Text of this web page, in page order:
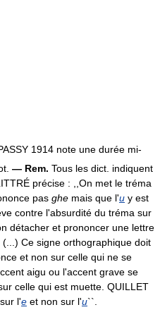
1914 note une durée mi-
— Rem. Tous les dict. indiquent
précise : ,,On met le tréma
pas ghe mais que l'u y est
contre l'absurdité du tréma sur
détacher et prononcer une lettre
Ce signe orthographique doit
et non sur celle qui ne se
aigu ou l'accent grave se
celle qui est muette. QUILLET
l'e et non sur l'u``.